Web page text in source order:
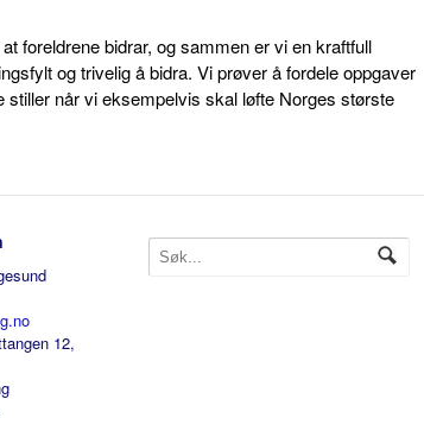
foreldrene bidrar, og sammen er vi en kraftfull
og trivelig å bidra. Vi prøver å fordele oppgaver
når vi eksempelvis skal løfte Norges største
12,